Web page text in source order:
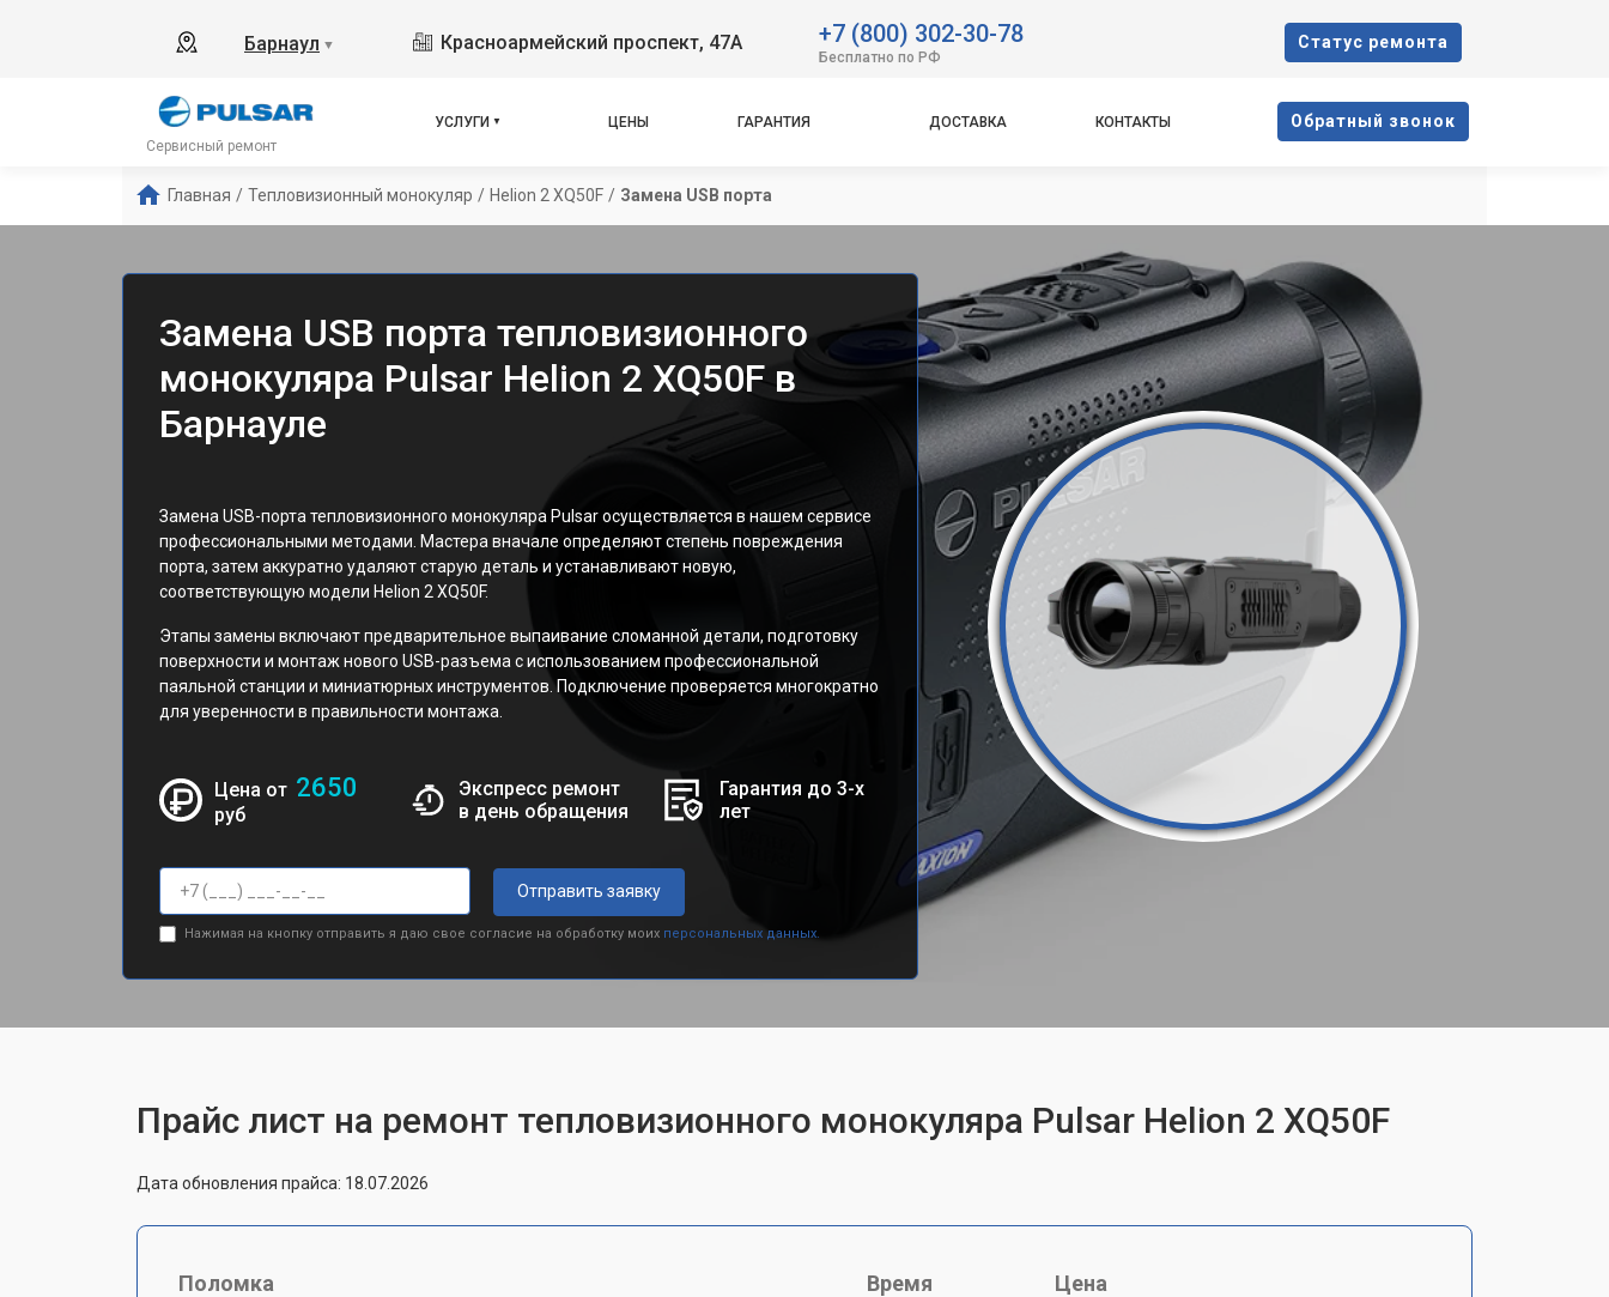
Барнаул ▼ Красноармейский проспект, 47А +7 (800) 302-30-78
Бесплатно по РФ
Cтатус ремонта
Сервисный ремонт
УСЛУГИ ЦЕНЫ ГАРАНТИЯ ДОСТАВКА КОНТАКТЫ Oбратный звонок
Главная / Тепловизионный монокуляр / Helion 2 XQ50F / Замена USB порта
Замена USB порта тепловизионного
монокуляра Pulsar Helion 2 XQ50F в
Барнауле
Замена USB-порта тепловизионного монокуляра Pulsar осуществляется в нашем сервисе
профессиональными методами. Мастера вначале определяют степень повреждения
порта, затем аккуратно удаляют старую деталь и устанавливают новую,
соответствующую модели Helion 2 XQ50F.
Этапы замены включают предварительное выпаивание сломанной детали, подготовку
поверхности и монтаж нового USB-разъема с использованием профессиональной
паяльной станции и миниатюрных инструментов. Подключение проверяется многократно
для уверенности в правильности монтажа.
Цена от 2650
руб
Экспресс ремонт
в день обращения
Гарантия до 3-х
лет
Отправить заявку
Нажимая на кнопку отправить я даю свое согласие на обработку моих персональных данных.
Прайс лист на ремонт тепловизионного монокуляра Pulsar Helion 2 XQ50F
Дата обновления прайса: 18.07.2026
Поломка Время Цена